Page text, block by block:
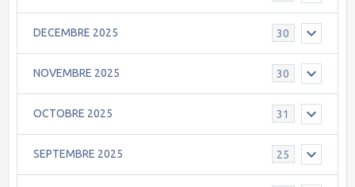
DECEMBRE 2025 30
NOVEMBRE 2025 30
OCTOBRE 2025 31
SEPTEMBRE 2025 25